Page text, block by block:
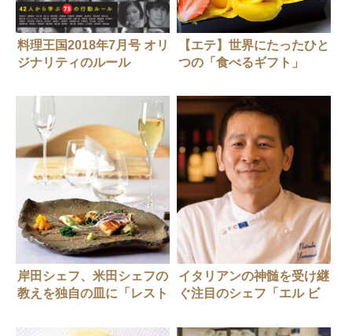
料理王国2018年7月号 オリ
ジナリティのルール
【エテ】世界にたったひと
つの「食べるギフト」
岸田シェフ、米田シェフの
教えを独自の皿に「レスト
イタリアンの神髄を受け継
ぐ注目のシェフ「エル ビ
ニャッチョーニ」山﨑夏記